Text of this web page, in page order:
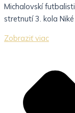
Michalovskí
stretnutí 3. kola Niké
Zobraziť viac